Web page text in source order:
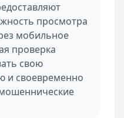
просмотра
мобильное
проверка
свою
и своевременно